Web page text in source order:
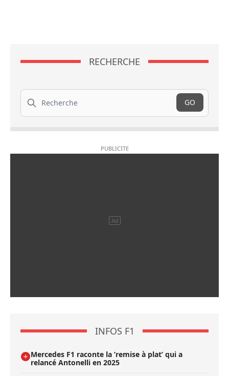
RECHERCHE
Recherche
GO
INFOS F1
Mercedes F1 raconte la ’remise à plat’ qui a
relancé Antonelli en 2025